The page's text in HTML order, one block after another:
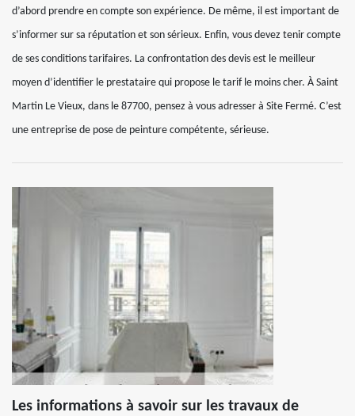
d’abord prendre en compte son expérience. De même, il est important de
s’informer sur sa réputation et son sérieux. Enfin, vous devez tenir compte
de ses conditions tarifaires. La confrontation des devis est le meilleur
moyen d’identifier le prestataire qui propose le tarif le moins cher. À Saint
Martin Le Vieux, dans le 87700, pensez à vous adresser à Site Fermé. C’est
une entreprise de pose de peinture compétente, sérieuse.
Les informations à savoir sur les travaux de